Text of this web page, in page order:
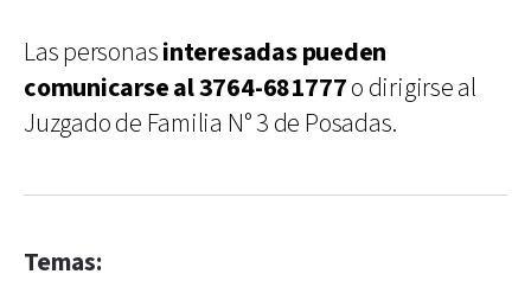
Las personasinteresadas pueden
comunicarse al 3764-681777o dirigirse al
Juzgado de Familia N° 3 de Posadas.
Temas: